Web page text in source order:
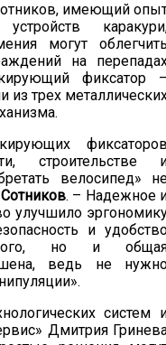
имеющий
могут
на
фиксатор
из трех
строительстве
велосипед»
. – Надежное
улучшило
и
но и
ведь не
систем
Дмитрия